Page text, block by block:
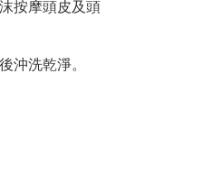
按摩頭皮及頭